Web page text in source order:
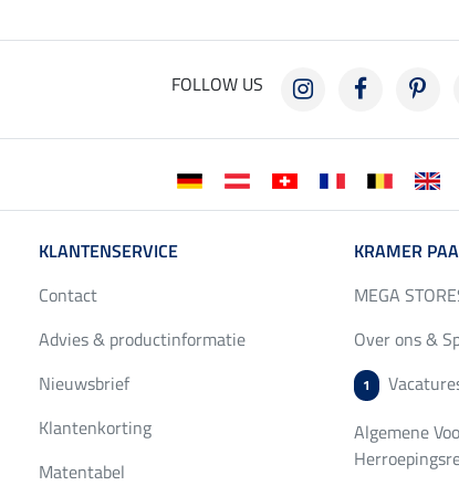
FOLLOW US
KLANTENSERVICE
Contact
Advies & productinformatie
Nieuwsbrief
Klantenkorting
Matentabel
KRAMER
MEGA
Over ons &
1
Algemene